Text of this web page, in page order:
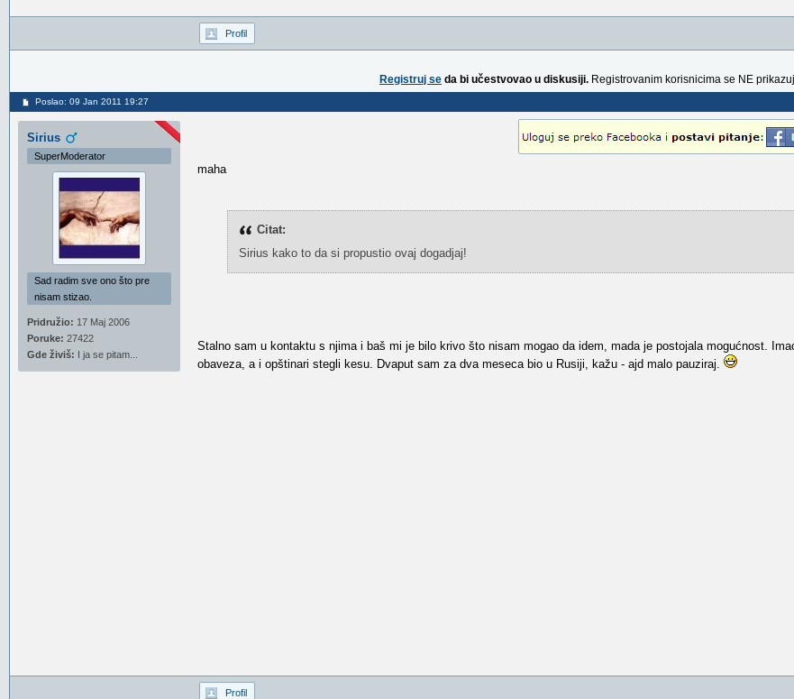
Profil
Registruj se da bi učestvovao u diskusiji. Registrovanim korisnicima se NE
Poslao: 09 Jan 2011 19:27
Sirius
SuperModerator
Sad radim sve ono što pre
nisam stizao.
Pridružio: 17 Maj 2006
Poruke: 27422
Gde živiš: I ja se pitam...
maha
Citat:
Sirius kako to da si propustio ovaj dogadjaj!
Stalno sam u kontaktu s njima i baš mi je bilo krivo što nisam mogao da idem, mada je postojala mogućnost.
obaveza, a i opštinari stegli kesu. Dvaput sam za dva meseca bio u Rusiji, kažu - ajd malo pauziraj.
Profil